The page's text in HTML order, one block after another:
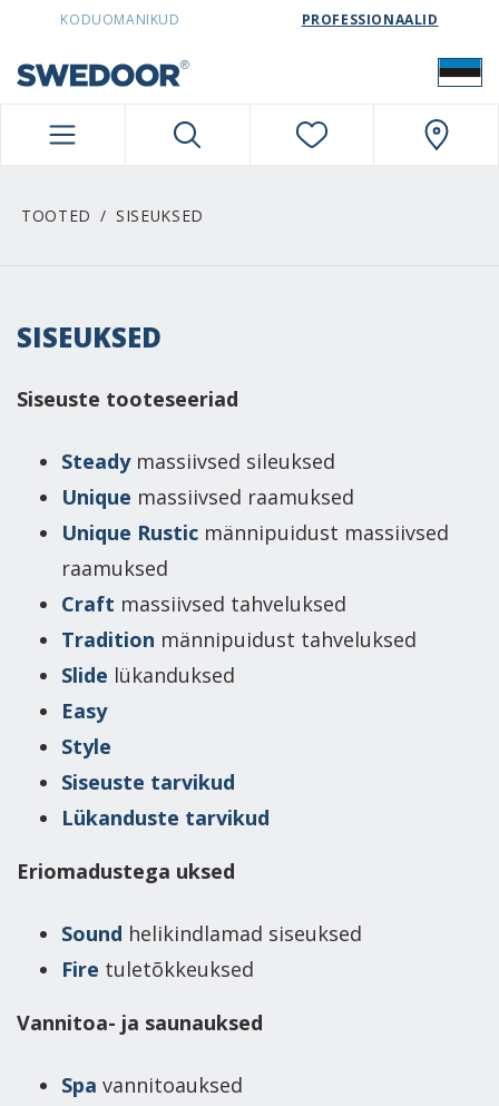
SWEDOORESTONIA NAVIGATION
KODUOMANIKUD PROFESSIONAALID
TOOTED SISEUKSED
SISEUKSED
Siseuste tooteseeriad
Steady massiivsed sileuksed
Unique massiivsed raamuksed
Unique Rustic männipuidust massiivsed
raamuksed
Craft massiivsed tahveluksed
Tradition männipuidust tahveluksed
Slide lükanduksed
Easy
Style
Siseuste tarvikud
Lükanduste tarvikud
Eriomadustega uksed
Sound helikindlamad siseuksed
Fire tuletõkkeuksed
Vannitoa- ja saunauksed
Spa vannitoauksed